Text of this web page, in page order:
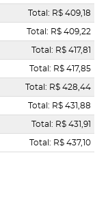
Total: R$ 409,18
Total: R$ 409,22
Total: R$ 417,81
Total: R$ 417,85
Total: R$ 428,44
Total: R$ 431,88
Total: R$ 431,91
Total: R$ 437,10